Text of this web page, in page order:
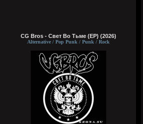
CG Bros - Свет Во Тьме (EP) (2026)
Alternative / Pop Punk / Punk / Rock